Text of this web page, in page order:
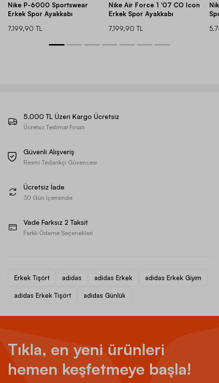
Nike P-6000 Sportswear
Erkek Spor Ayakkabı
7.199,90 TL
Nike Air Force 1 '07 CO Icon
Erkek Spor Ayakkabı
7.199,90 TL
5.000 TL Üzeri Kargo Ücretsiz
Ücretsiz Teslimat Fırsatı
Güvenli Alışveriş
Resmi Tedarikçi Güvencesi
Ücretsiz İade
30 Gün İçerisinde
Vade Farksız 2 Taksit
Farklı Ödeme Seçenekleri
Erkek Tişört adidas adidas Erkek adidas Erkek Giyim
adidas Erkek Tişört adidas Günlük
Tıkla, en yeni ürünleri
hemen keşfetmeye başla!